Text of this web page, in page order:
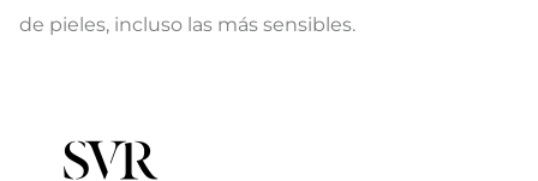
de pieles, incluso las más sensibles.